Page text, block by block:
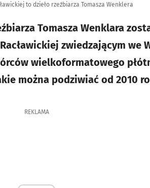
to dzieło rzeźbiarza Tomasza Wenklera
Tomasza Wenklara
zwiedzającym we
wielkoformatowego
można podziwiać od 2010
REKLAMA